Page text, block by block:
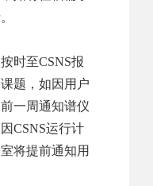
时至CSNS报
题，如因用户
一周通知谱仪
CSNS运行计
将提前通知用